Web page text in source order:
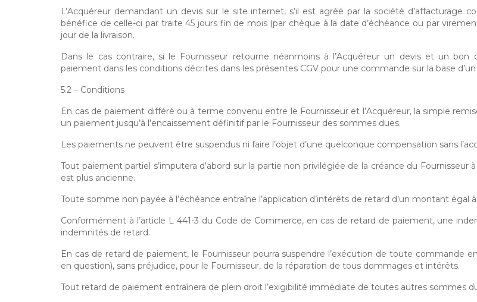
L’Acquéreur demandant un devis sur le site internet, s’il est agréé par la société d’affacturage
bénéfice de celle-ci par traite 45 jours fin de mois (par chèque à la date d’échéance ou par
jour de la livraison.
Dans le cas contraire, si le Fournisseur retourne néanmoins à l’Acquéreur un devis et un bon
paiement dans les conditions décrites dans les présentes CGV pour une commande sur la base
5.2 – Conditions
En cas de paiement différé ou à terme convenu entre le Fournisseur et l’Acquéreur, la simple
un paiement jusqu’à l’encaissement définitif par le Fournisseur des sommes dues.
Les paiements ne peuvent être suspendus ni faire l’objet d’une quelconque compensation sans
Tout paiement partiel s’imputera d‘abord sur la partie non privilégiée de la créance du Fournisseur
est plus ancienne.
Toute somme non payée à l’échéance entraîne l’application d’intérêts de retard d’un montant égal
Conformément à l’article L 441-3 du Code de Commerce, en cas de retard de paiement, une
indemnités de retard.
En cas de retard de paiement, le Fournisseur pourra suspendre l’exécution de toute
en question), sans préjudice, pour le Fournisseur, de la réparation de tous dommages et intérêts.
Tout retard de paiement entraînera de plein droit l’exigibilité immédiate de toutes autres sommes